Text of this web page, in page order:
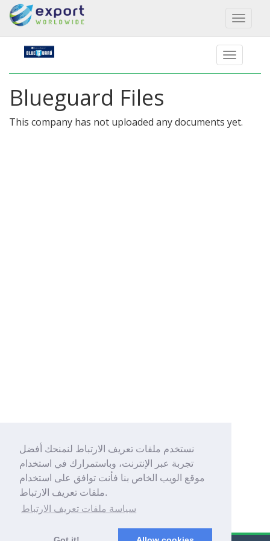
نستخدم ملفات تعريف الارتباط لنمنحك أفضل
تجربة عبر الإنترنت، وباستمرارك في استخدام
موقع الويب الخاص بنا فأنت توافق على استخدام
ملفات تعريف الارتباط.
سياسة ملفات تعريف الارتباط
Toggle
Blueguard Files
This company has not uploaded any documents yet.